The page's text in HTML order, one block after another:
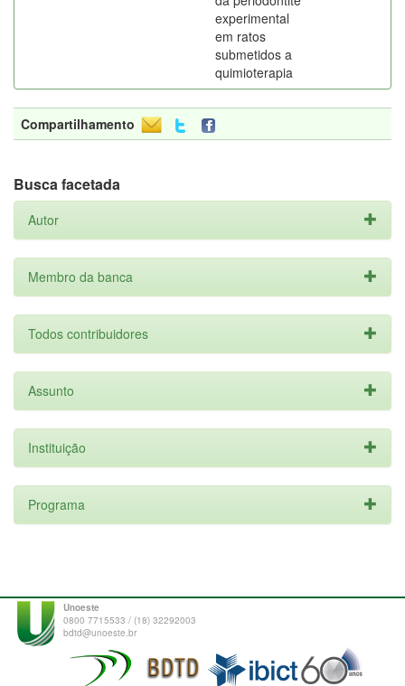
experimental
em ratos
submetidos a
quimioterapia
Compartilhamento
Busca facetada
Autor
Membro da banca
Todos contribuidores
Assunto
Instituição
Programa
Unoeste
0800 7715533 / (18) 32292003
bdtd@unoeste.br